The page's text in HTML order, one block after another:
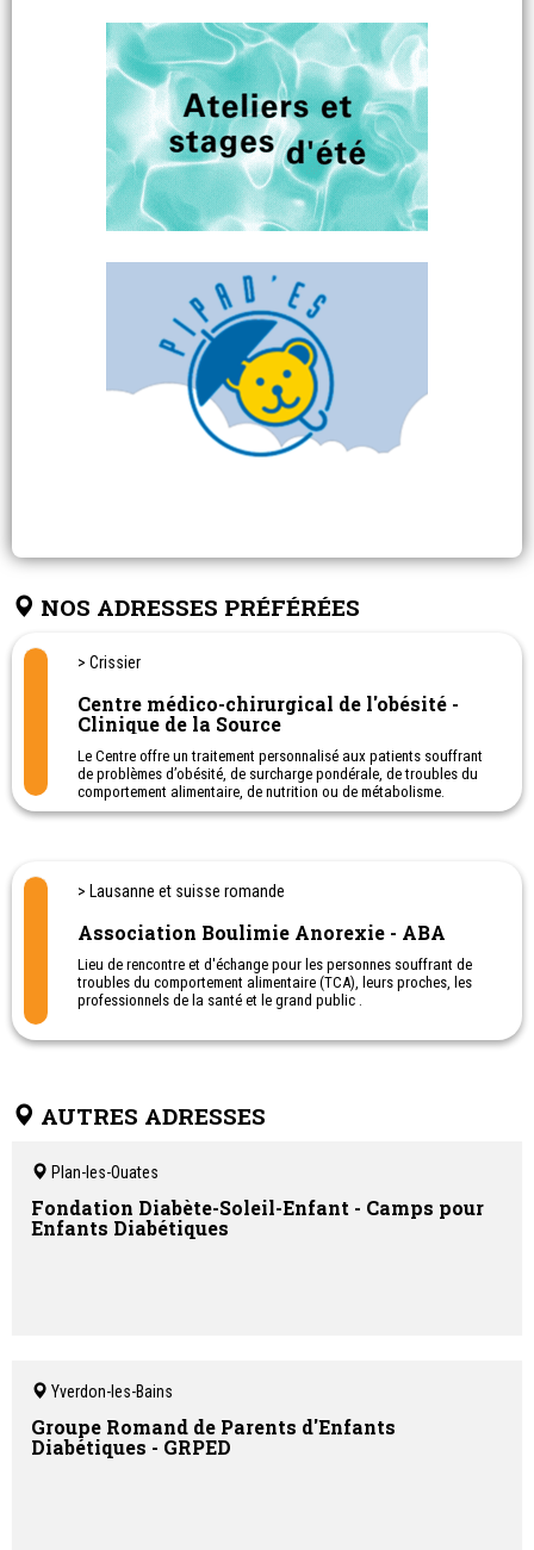
NOS ADRESSES PRÉFÉRÉES
> Crissier
Centre médico-chirurgical de l'obésité -
Clinique de la Source
Le Centre offre un traitement personnalisé aux patients souffrant
de problèmes d’obésité, de surcharge pondérale, de troubles du
comportement alimentaire, de nutrition ou de métabolisme.
médecins et les psychologues-psychothérapeutes.
pathologie avérée, les consultations diététiques et certaines
l’assurance complémentaire.
> Lausanne et suisse romande
Association Boulimie Anorexie - ABA
Lieu de rencontre et d'échange pour les personnes souffrant de
troubles du comportement alimentaire (TCA), leurs proches, les
professionnels de la santé et le grand public .
- 021 329 04 22: secrétariat
AUTRES ADRESSES
Plan-les-Ouates
Fondation Diabète-Soleil-Enfant - Camps pour
Enfants Diabétiques
Yverdon-les-Bains
Groupe Romand de Parents d'Enfants
Diabétiques - GRPED